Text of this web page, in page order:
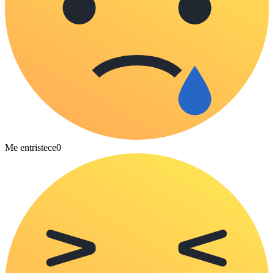
Me entristece0